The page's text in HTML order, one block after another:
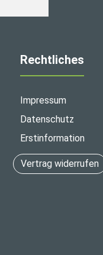
Rechtliches
Impressum
Datenschutz
Erstinformation
Vertrag widerrufen